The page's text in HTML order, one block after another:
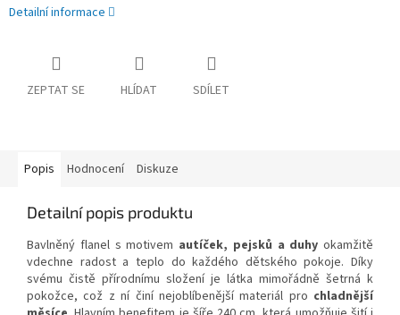
Detailní informace
ZEPTAT SE HLÍDAT SDÍLET
Popis Hodnocení Diskuze
Detailní popis produktu
Bavlněný flanel s motivem autíček, pejsků a duhy okamžitě
vdechne radost a teplo do každého dětského pokoje. Díky
svému čistě přírodnímu složení je látka mimořádně šetrná k
pokožce, což z ní činí nejoblíbenější materiál pro chladnější